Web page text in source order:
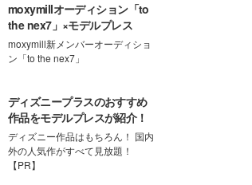
moxymillオーディション「to
the nex7」×モデルプレス
moxymill新メンバーオーディショ
ン「to the nex7」
ディズニープラスのおすすめ
作品をモデルプレスが紹介！
ディズニー作品はもちろん！ 国内
外の人気作がすべて見放題！
【PR】